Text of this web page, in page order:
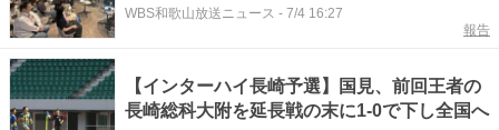
WBS和歌山放送ニュース - 7/4 16:27
報告
【インターハイ長崎予選】国見、前回王者の
長崎総科大附を延長戦の末に1-0で下し全国へ